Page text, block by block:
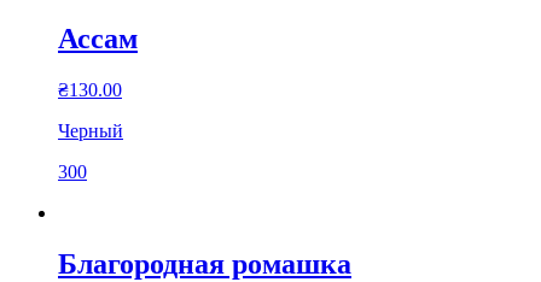
Ассам
₴130.00
Черный
300
Благородная ромашка